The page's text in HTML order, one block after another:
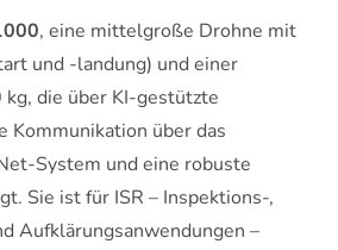
, eine mittelgroße Drohne mit
und -landung) und einer
kg, die über KI-gestützte
Kommunikation über das
System und eine robuste
Sie ist für ISR – Inspektions-,
Aufklärungsanwendungen –